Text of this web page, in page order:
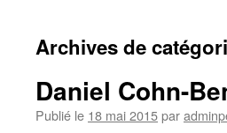
Archives de
Daniel Cohn-
Publié le 18 mai 2015par